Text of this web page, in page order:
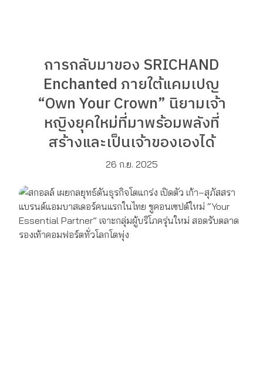
การกลับมาของ SRICHAND
Enchanted ภายใต้แคมเปญ
“Own Your Crown” นิยามเจ้า
หญิงยุคใหม่ที่มาพร้อมพลังที่
สร้างและเป็นเจ้าของเองได้
26 ก.ย. 2025